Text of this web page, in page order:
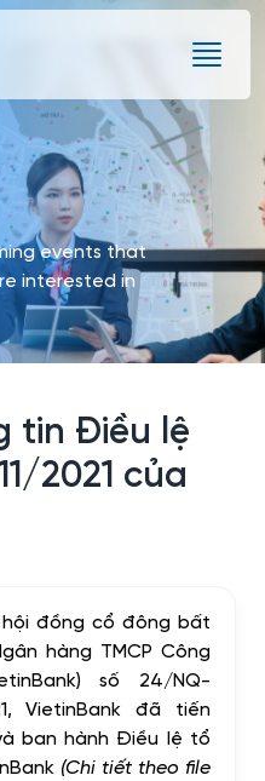
events that
interested in
tin Điều lệ
2021 của
đồng cổ đông bất
hàng TMCP Công
số 24/NQ-
VietinBank đã tiến
ban hành Điều lệ tổ
(Chi tiết theo file